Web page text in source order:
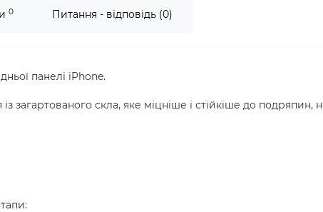
0 Питання - відповідь (0)
панелі iPhone.
загартованого скла, яке міцніше і стійкіше до подряпин,